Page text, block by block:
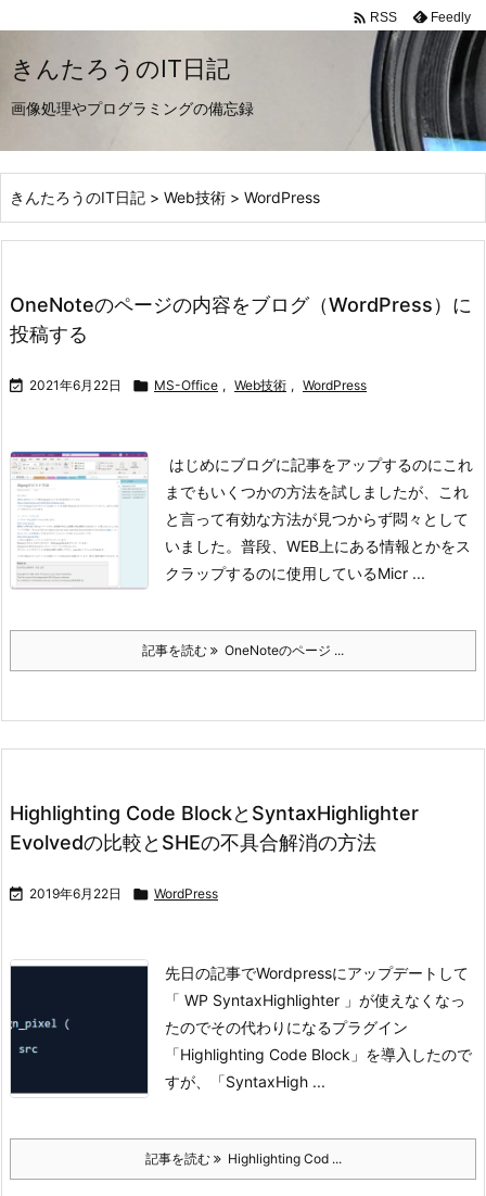
 RSS Feedly
きんたろうのIT日記
画像処理やプログラミングの備忘録
きんたろうのIT日記 > Web技術 > WordPress
OneNoteのページの内容をブログ（WordPress）に
投稿する
 2021年6月22日  MS-Office , Web技術 , WordPress
はじめにブログに記事をアップするのにこれ
までもいくつかの方法を試しましたが、これ
と言って有効な方法が見つからず悶々として
いました。普段、WEB上にある情報とかをス
クラップするのに使用しているMicr ...
記事を読む OneNoteのページ ...
Highlighting Code BlockとSyntaxHighlighter
Evolvedの比較とSHEの不具合解消の方法
 2019年6月22日  WordPress
先日の記事でWordpressにアップデートして
「 WP SyntaxHighlighter 」が使えなくなっ
たのでその代わりになるプラグイン
「Highlighting Code Block」を導入したので
すが、「SyntaxHigh ...
記事を読む Highlighting Cod ...